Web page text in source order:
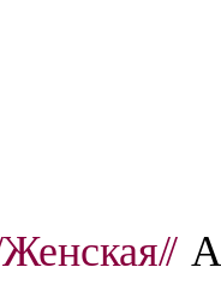
Женская//